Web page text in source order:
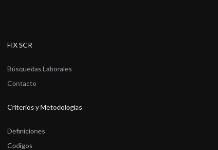
FIX SCR
Búsquedas Laborales
Contacto
Criterios y Metodologías
Definiciones
Codigos